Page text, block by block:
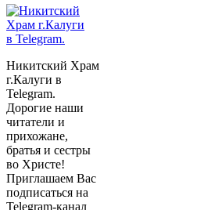
Никитский Храм
г.Калуги в
Telegram.
Дорогие наши
читатели и
прихожане,
братья и сестры
во Христе!
Приглашаем Вас
подписаться на
Telegram-канал